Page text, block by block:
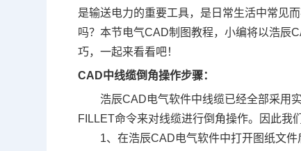
是输送电力的重要工具，是日常生活中常见
吗？本节电气CAD制图教程，小编将以浩辰
巧，一起来看看吧！
CAD中线缆倒角操作步骤：
浩辰CAD电气软件中线缆已经全部采用
FILLET命令来对线缆进行倒角操作。因此我
1、在浩辰CAD电气软件中打开图纸文